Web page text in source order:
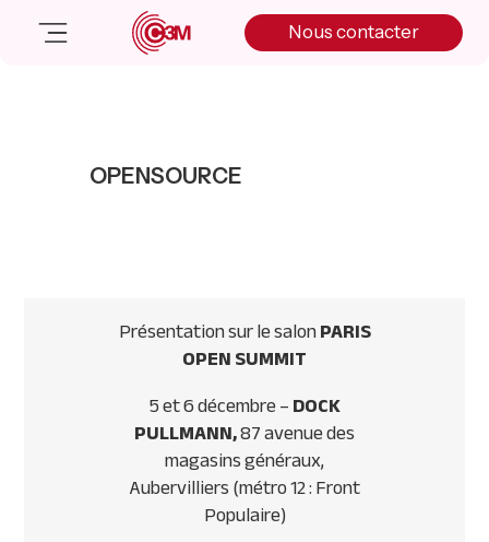
Nous contacter
Salle de presse
Nous contacter
OPENSOURCE
Présentation sur le salonPARIS
OPEN SUMMIT
5 et 6 décembre –DOCK
PULLMANN,87 avenue des
magasins généraux,
Aubervilliers (métro 12 : Front
Populaire)